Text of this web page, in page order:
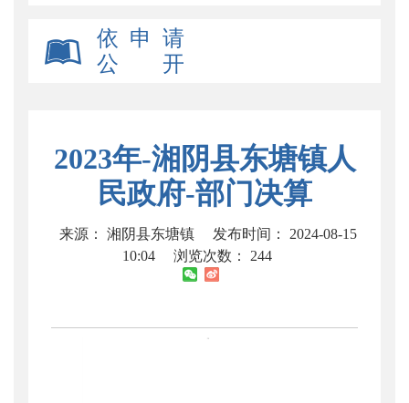
依 申 请
公 开
2023年-湘阴县东塘镇人
民政府-部门决算
来源： 湘阴县东塘镇
发布时间： 2024-08-15
10:04
浏览次数： 244